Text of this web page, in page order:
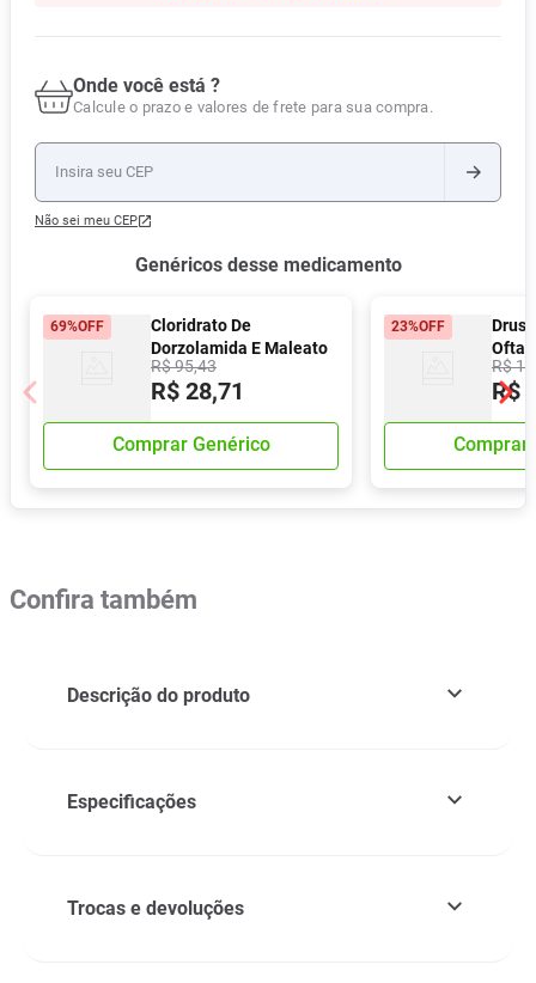
Onde você está ?
Calcule o prazo e valores de frete para sua compra.
Não sei meu CEP
Genéricos desse medicamento
69%OFF
Cloridrato De
Dorzolamida E Maleato
De Timolol Solução
Oftálmica 5ml Teuto
R$95,43
R$ 28,71
Comprar Genérico
23%OFF
R$
R$
Comprar
Confira também
Descrição do produto
Especificações
Trocas e devoluções